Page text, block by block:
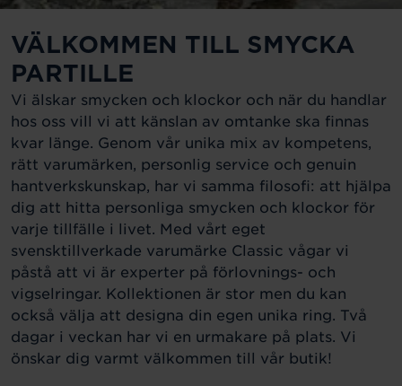
VÄLKOMMEN TILL SMYCKA
PARTILLE
Vi älskar smycken och klockor och när du handlar
hos oss vill vi att känslan av omtanke ska finnas
kvar länge. Genom vår unika mix av kompetens,
rätt varumärken, personlig service och genuin
hantverkskunskap, har vi samma filosofi: att hjälpa
dig att hitta personliga smycken och klockor för
varje tillfälle i livet. Med vårt eget
svensktillverkade varumärke Classic vågar vi
påstå att vi är experter på förlovnings- och
vigselringar. Kollektionen är stor men du kan
också välja att designa din egen unika ring. Två
dagar i veckan har vi en urmakare på plats. Vi
önskar dig varmt välkommen till vår butik!